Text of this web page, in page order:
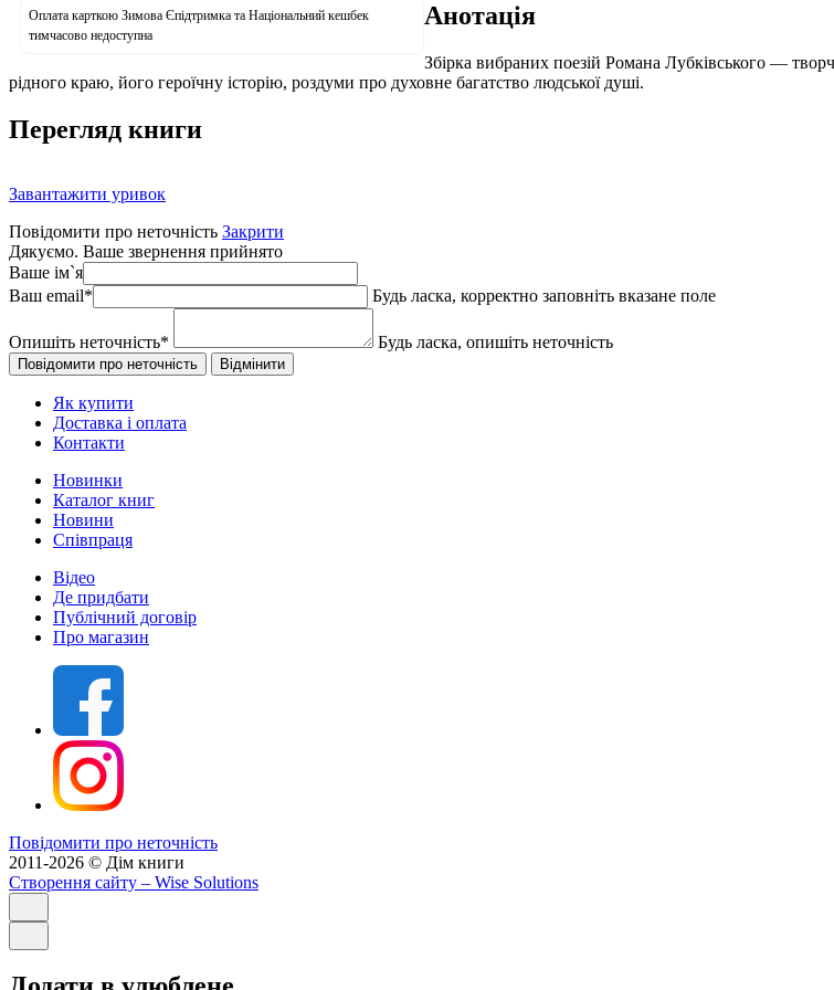
Оплата карткою Зимова Єпідтримка та Національний кешбек
тимчасово недоступна
Анотація
Збірка вибраних поезій Романа Лубківського —
рідного краю, його героїчну історію, роздуми про духовне багатство людської душі.
Перегляд книги
Завантажити уривок
Повідомити про неточність Закрити
Дякуємо. Ваше звернення прийнято
Ваше ім`я
Ваш email* Будь ласка, корректно заповніть вказане поле
Опишіть неточність* Будь ласка, опишіть неточність
Як купити
Доставка і оплата
Контакти
Новинки
Каталог книг
Новини
Співпраця
Відео
Де придбати
Публічний договір
Про магазин
Повідомити про неточність
2011-2026 © Дім книги
Створення сайту – Wise Solutions